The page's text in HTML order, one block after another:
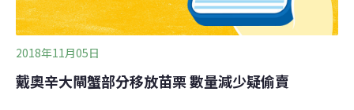
2018年11月05日
戴奧辛大閘蟹部分移放苗栗 數量減少疑偷賣